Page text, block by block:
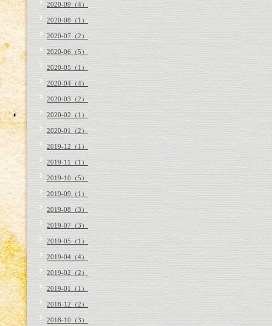
2020-09（4）
2020-08（1）
2020-07（2）
2020-06（5）
2020-05（1）
2020-04（4）
2020-03（2）
2020-02（1）
2020-01（2）
2019-12（1）
2019-11（1）
2019-10（5）
2019-09（1）
2019-08（3）
2019-07（3）
2019-05（1）
2019-04（4）
2019-02（2）
2019-01（1）
2018-12（2）
2018-10（3）